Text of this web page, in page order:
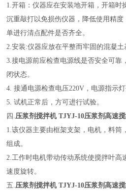
1.开箱：仪器应在安装地开箱，开箱时
沉重敲打以免损伤仪器，降低使用精
单进行清点配件是否齐全。
2.安装:仪器应放在平整而牢固的混凝土
3.接电源前应检查电源线是否安全可靠
闭状态。
4. 接通电源检查电压220V，电源指示灯
5. 试机正常后，方可进行试验。
四 .压浆剂搅拌机TJYJ-10压浆剂高速
1.该仪器主要由框架支架，电机，料筒
组成。
2.工作时电机带动传动系统使搅拌叶高
速度旋转。
五.压浆剂搅拌机TJYJ-10压浆剂高速